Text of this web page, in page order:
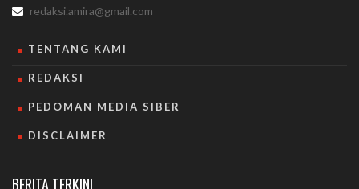
redaksi.amira@gmail.com
TENTANG KAMI
REDAKSI
PEDOMAN MEDIA SIBER
DISCLAIMER
BERITA TERKINI